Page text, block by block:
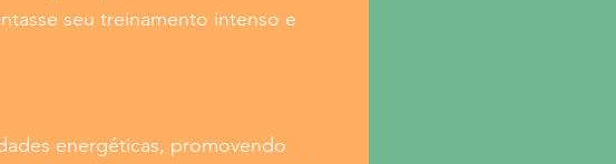
seu treinamento intenso e
energéticas, promovendo